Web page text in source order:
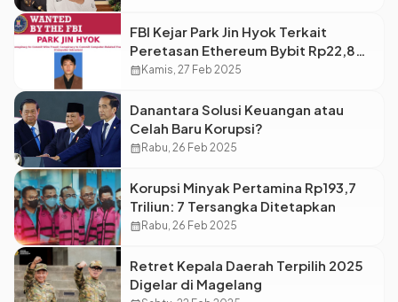
FBI Kejar Park Jin Hyok Terkait
Peretasan Ethereum Bybit Rp22,8
Triliun
calendar_month Kamis, 27 Feb 2025
Danantara Solusi Keuangan atau
Celah Baru Korupsi?
calendar_month Rabu, 26 Feb 2025
Korupsi Minyak Pertamina Rp193,7
Triliun: 7 Tersangka Ditetapkan
calendar_month Rabu, 26 Feb 2025
Retret Kepala Daerah Terpilih 2025
Digelar di Magelang